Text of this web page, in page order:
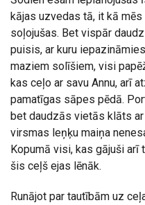
kājas uzvedas tā, it kā
soļojušas. Bet vispār
puisis, ar kuru
maziem solīšiem, visi
kas ceļo ar savu Annu, arī
pamatīgas sāpes pēdā.
bet daudzās vietās klāts
virsmas leņķu maiņa
Kopumā visi, kas gājuši arī
šis ceļš ejas lēnāk.
Runājot par tautībām uz